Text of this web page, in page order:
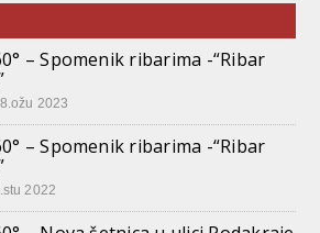
– Spomenik ribarima -“Ribar
2023
– Spomenik ribarima -“Ribar
2022